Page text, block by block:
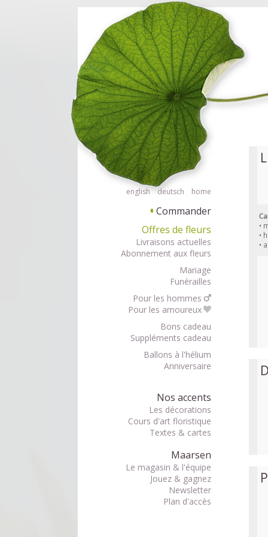
Commander des fleurs en mode accessible avec lecteur d'écran ou
english deutsch home
▘ Commander
Offres de fleurs
Livraisons actuelles
Abonnement aux fleurs
Mariage
Funérailles
Pour les hommes
Pour les amoureux
Bons cadeau
Suppléments cadeau
Ballons à l'hélium
Anniversaire
Nos accents
Les décorations
Cours d'art floristique
Textes & cartes
Maarsen
Le magasin & l'équipe
Jouez & gagnez
Newsletter
Plan d'accès
•
•
•